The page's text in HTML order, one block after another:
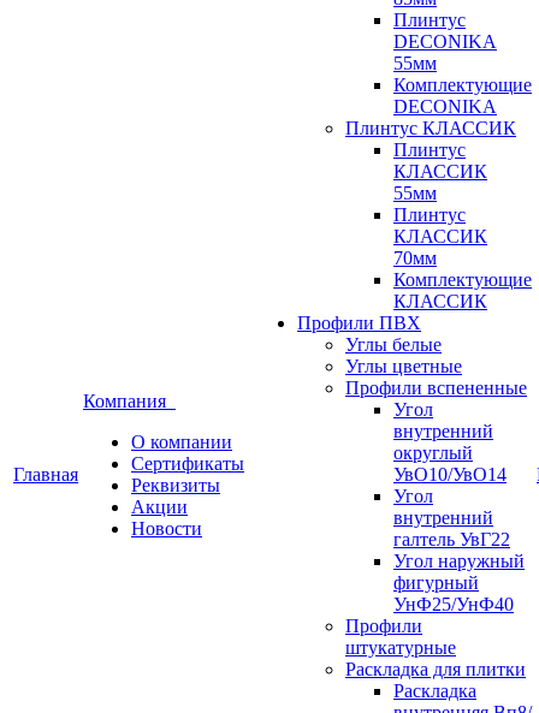
Главная
Компания
О компании
Сертификаты
Реквизиты
Акции
Новости
Плинтус
DECONIKA
55мм
Комплектующие
DECONIKA
Плинтус КЛАССИК
Плинтус
КЛАССИК
55мм
Плинтус
КЛАССИК
70мм
Комплектующие
КЛАССИК
Профили ПВХ
Углы белые
Углы цветные
Профили вспененные
Угол
внутренний
округлый
УвО10/УвО14
Угол
внутренний
галтель УвГ22
Угол наружный
фигурный
УнФ25/УнФ40
Профили
штукатурные
Раскладка для плитки
Раскладка